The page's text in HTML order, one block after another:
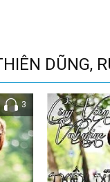
tin rằng trái tim của
DŨNG,
3